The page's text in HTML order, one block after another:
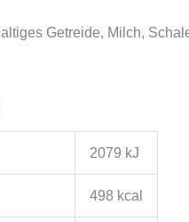
Getreide, Milch,
2079 kJ
498 kcal